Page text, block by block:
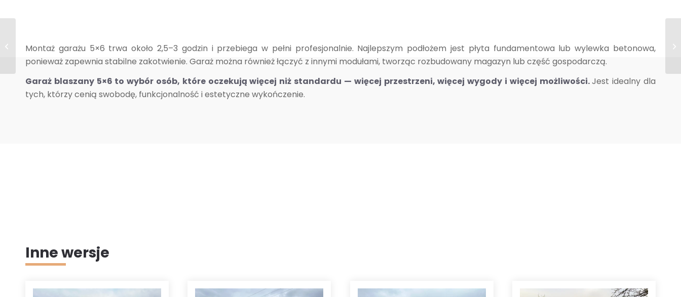
Montaż garażu 5×6 trwa około 2,5–3 godzin i przebiega w pełni profesjonalnie. Najlepszym podłożem jest płyta fundamentowa lub wylewka betonowa,
ponieważ zapewnia stabilne zakotwienie. Garaż można również łączyć z innymi modułami, tworząc rozbudowany magazyn lub część gospodarczą.
Garaż blaszany 5×6 to wybór osób, które oczekują więcej niż standardu — więcej przestrzeni, więcej wygody i więcej możliwości.Jest idealny dla
tych, którzy cenią swobodę, funkcjonalność i estetyczne wykończenie.
Inne wersje
Garaż 5×5